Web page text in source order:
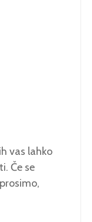
vas lahko
Če se